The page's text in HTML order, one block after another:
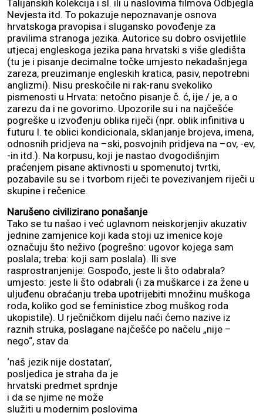
Talijanskih kolekcija i sl. ili u naslovima filmova Odbjegla
Nevjesta itd. To pokazuje nepoznavanje osnova
hrvatskoga pravopisa i slugansko povođenje za
pravilima stranoga jezika. Autorice su dobro osvijetlile
utjecaj engleskoga jezika pana hrvatski s više gledišta
(tu je i pisanje decimalne točke umjesto nekadašnjega
zareza, preuzimanje engleskih kratica, pasiv, nepotrebni
anglizmi). Nisu preskočile ni rak-ranu svekoliko
pismenosti u Hrvata: netočno pisanje č. ć, ije / je, a o
zarezu da i ne govorimo. Upozorile su i na najčešće
pogreške u izvođenju oblika riječi (npr. oblik infinitiva u
futuru I. te oblici kondicionala, sklanjanje brojeva, imena,
odnosnih pridjeva na –ski, posvojnih pridjeva na –ov, -ev,
-in itd.). Na korpusu, koji je nastao dvogodišnjim
praćenjem pisane aktivnosti u spomenutoj tvrtki,
pozabavile su se i tvorbom riječi te povezivanjem riječi u
skupine i rečenice.
Narušeno civilizirano ponašanje
Tako se tu našao i već uglavnom neiskorjenjiv akuzativ
jednine zamjenice koji kada stoji uz imenice koje
označuju što neživo (pogrešno: ugovor kojega sam
poslala; treba: koji sam poslala). Ili sve
rasprostranjenije: Gospođo, jeste li što odabrala?
umjesto: jeste li što odabrali (i za muškarce i za žene u
uljuđenu obraćanju treba upotrijebiti množinu muškoga
roda, koliko god se feministice zbog muškog roda
ukopistile). U rječničkom dijelu naći ćemo nazive iz
raznih struka, poslagane najčešće po načelu „nije –
nego“, stav da
‘naš jezik nije dostatan’,
posljedica je straha da je
hrvatski predmet sprdnje
i da se njime ne može
služiti u modernim poslovima